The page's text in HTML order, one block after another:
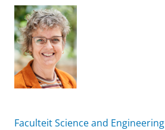
Faculteit Science and Engineering